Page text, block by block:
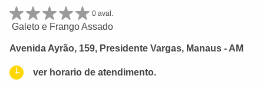
0 aval.
Galeto e Frango Assado
Avenida Ayrão, 159, Presidente Vargas, Manaus - AM
ver horario de atendimento.